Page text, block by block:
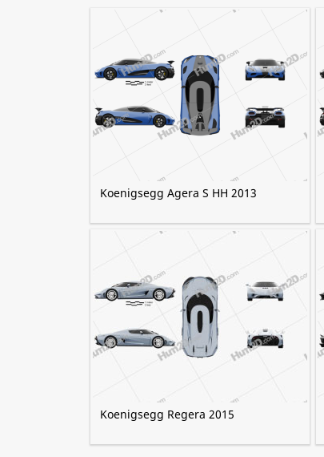
Koenigsegg Agera S HH 2013
Koenigsegg Regera 2015